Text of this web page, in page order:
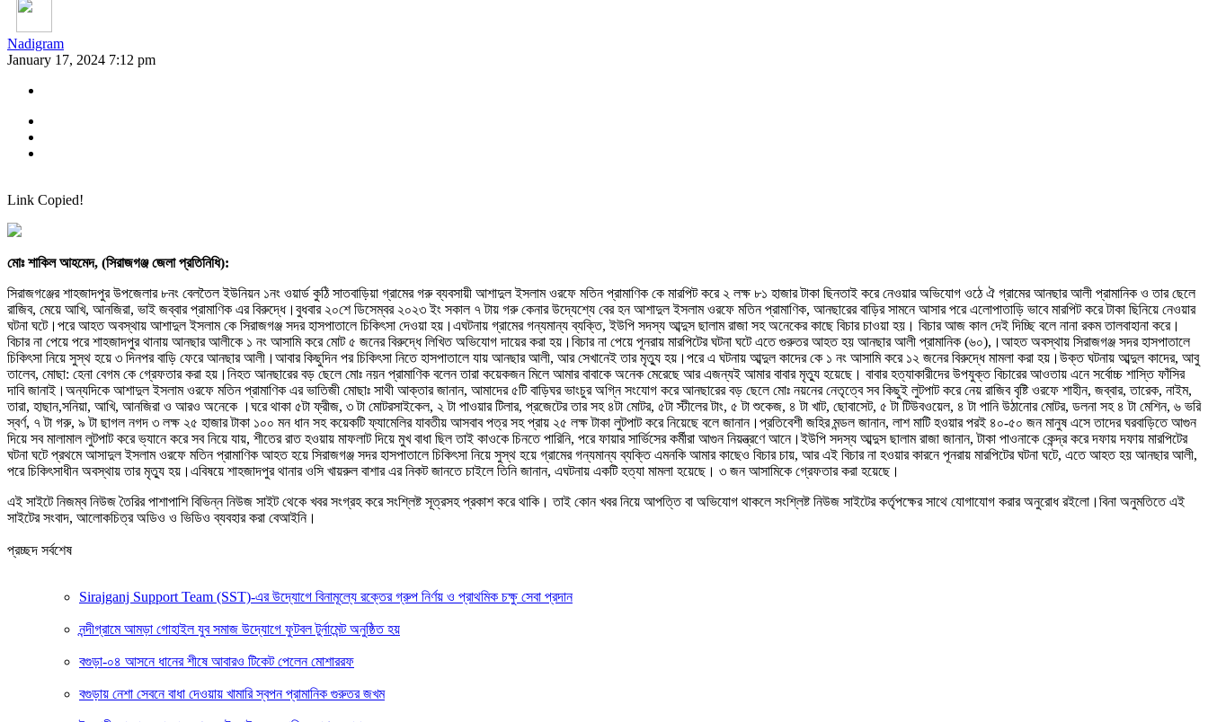
Nadigram
January 17, 2024 7:12 pm
Link Copied!
মোঃ শাকিল আহমেদ, (সিরাজগঞ্জ জেলা প্রতিনিধি):
সিরাজগঞ্জের শাহজাদপুর উপজেলার ৮নং বেলতৈল ইউনিয়ন ১নং ওয়ার্ড কুঠি সাতবাড়িয়া গ্রামের গরু ব্যবসায়ী আশাদুল ইসলাম ওরফে মতিন প্রামাণিক কে মারপিট করে ২ লক্ষ ৮১ হাজার টাকা ছিনতাই করে নেওয়ার অভিযোগ ওঠে ঐ গ্রামের আনছার আলী প্রামানিক ও তার ছেলে
রাজিব, মেয়ে আখি, আনজিরা, ভাই জব্বার প্রামাণিক এর বিরুদ্ধে।বুধবার ২০শে ডিসেম্বর ২০২৩ ইং সকাল ৭ টায় গরু কেনার উদ্যেশ্যে বের হন আশাদুল ইসলাম ওরফে মতিন প্রামাণিক, আনছারের বাড়ির সামনে আসার পরে এলোপাতাড়ি ভাবে মারপিট করে টাকা ছিনিয়ে নেওয়ার
ঘটনা ঘটে।পরে আহত অবস্থায় আশাদুল ইসলাম কে সিরাজগঞ্জ সদর হাসপাতালে চিকিৎসা দেওয়া হয়।এঘটনায় গ্রামের গন্যমান্য ব্যক্তি, ইউপি সদস্য আব্দুস ছালাম রাজা সহ অনেকের কাছে বিচার চাওয়া হয়। বিচার আজ কাল দেই দিচ্ছি বলে নানা রকম তালবাহানা করে।
বিচার না পেয়ে পরে শাহজাদপুর থানায় আনছার আলীকে ১ নং আসামি করে মোট ৫ জনের বিরুদ্ধে লিখিত অভিযোগ দায়ের করা হয়।বিচার না পেয়ে পূনরায় মারপিটের ঘটনা ঘটে এতে গুরুতর আহত হয় আনছার আলী প্রামানিক (৬০),।আহত অবস্থায় সিরাজগঞ্জ সদর হাসপাতালে
চিকিৎসা নিয়ে সুস্থ হয়ে ৩ দিনপর বাড়ি ফেরে আনছার আলী।আবার কিছুদিন পর চিকিৎসা নিতে হাসপাতালে যায় আনছার আলী, আর সেখানেই তার মৃত্যু হয়।পরে এ ঘটনায় আব্দুল কাদের কে ১ নং আসামি করে ১২ জনের বিরুদ্ধে মামলা করা হয়।উক্ত ঘটনায় আব্দুল কাদের, আবু
তালেব, মোছা: হেনা বেগম কে গ্রেফতার করা হয়।নিহত আনছারের বড় ছেলে মোঃ নয়ন প্রামাণিক বলেন তারা কয়েকজন মিলে আমার বাবাকে অনেক মেরেছে আর এজন্যই আমার বাবার মৃত্যু হয়েছে। বাবার হত্যাকারীদের উপযুক্ত বিচারের আওতায় এনে সর্বোচ্চ শাস্তি ফাঁসির
দাবি জানাই।অন্যদিকে আশাদুল ইসলাম ওরফে মতিন প্রামাণিক এর ভাতিজী মোছাঃ সাথী আক্তার জানান, আমাদের ৫টি বাড়িঘর ভাংচুর অগ্নি সংযোগ করে আনছারের বড় ছেলে মোঃ নয়নের নেতৃত্বে সব কিছুই লুটপাট করে নেয় রাজিব বৃষ্টি ওরফে শাহীন, জব্বার, তারেক, নাইম,
তারা, হাছান,সনিয়া, আখি, আনজিরা ও আরও অনেকে ।ঘরে থাকা ৫টা ফ্রীজ, ৩ টা মোটরসাইকেল, ২ টা পাওয়ার টিলার, প্রজেটের তার সহ ৪টা মোটর, ৫টা স্টীলের টাং, ৫ টা শুকেজ, ৪ টা খাট, ছোবাসেট, ৫ টা টিউবওয়েল, ৪ টা পানি উঠানোর মোটর, ডলনা সহ ৪ টা মেশিন, ৬ ভরি
স্বর্ণ, ৭ টা গরু, ৯ টা ছাগল নগদ ৩ লক্ষ ২৫ হাজার টাকা ১০০ মন ধান সহ কয়েকটি ফ্যামেলির যাবতীয় আসবাব পত্র সহ প্রায় ২৫ লক্ষ টাকা লুটপাট করে নিয়েছে বলে জানান।প্রতিবেশী জহির মন্ডল জানান, লাশ মাটি হওয়ার পরই ৪০-৫০ জন মানুষ এসে তাদের ঘরবাড়িতে আগুন
দিয়ে সব মালামাল লুটপাট করে ভ্যানে করে সব নিয়ে যায়, শীতের রাত হওয়ায় মাফলাট দিয়ে মুখ বাধা ছিল তাই কাওকে চিনতে পারিনি, পরে ফায়ার সার্ভিসের কর্মীরা আগুন নিয়ন্ত্রণে আনে।ইউপি সদস্য আব্দুস ছালাম রাজা জানান, টাকা পাওনাকে কেন্দ্র করে দফায় দফায় মারপিটের
ঘটনা ঘটে প্রথমে আসাদুল ইসলাম ওরফে মতিন প্রামাণিক আহত হয়ে সিরাজগঞ্জ সদর হাসপাতালে চিকিৎসা নিয়ে সুস্থ হয়ে গ্রামের গন্যমান্য ব্যক্তি এমনকি আমার কাছেও বিচার চায়, আর এই বিচার না হওয়ার কারনে পূনরায় মারপিটের ঘটনা ঘটে, এতে আহত হয় আনছার আলী,
পরে চিকিৎসাধীন অবস্থায় তার মৃত্যু হয়।এবিষয়ে শাহজাদপুর থানার ওসি খায়রুল বাশার এর নিকট জানতে চাইলে তিনি জানান, এঘটনায় একটি হত্যা মামলা হয়েছে। ৩ জন আসামিকে গ্রেফতার করা হয়েছে।
এই সাইটে নিজম্ব নিউজ তৈরির পাশাপাশি বিভিন্ন নিউজ সাইট থেকে খবর সংগ্রহ করে সংশ্লিষ্ট সূত্রসহ প্রকাশ করে থাকি। তাই কোন খবর নিয়ে আপত্তি বা অভিযোগ থাকলে সংশ্লিষ্ট নিউজ সাইটের কর্তৃপক্ষের সাথে যোগাযোগ করার অনুরোধ রইলো।বিনা অনুমতিতে এই
সাইটের সংবাদ, আলোকচিত্র অডিও ও ভিডিও ব্যবহার করা বেআইনি।
প্রচ্ছদ সর্বশেষ
Sirajganj Support Team (SST)-এর উদ্যোগে বিনামূল্যে রক্তের গ্রুপ নির্ণয় ও প্রাথমিক চক্ষু সেবা প্রদান
নন্দীগ্রামে আমড়া গোহাইল যুব সমাজ উদ্যোগে ফুটবল টুর্নামেন্ট অনুষ্ঠিত হয়
বগুড়া-০৪ আসনে ধানের শীষে আবারও টিকেট পেলেন মোশাররফ
বগুড়ায় নেশা সেবনে বাধা দেওয়ায় খামারি স্বপন প্রামানিক গুরুতর জখম